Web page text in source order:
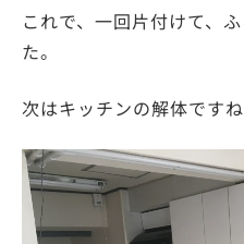
これで、一回片付けて、
た。
次はキッチンの解体ですね